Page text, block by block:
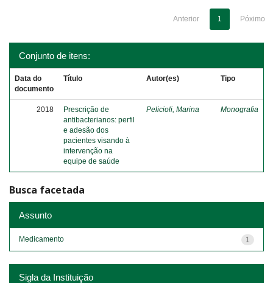
Anterior 1 Póximo
Conjunto de itens:
Data do
documento
Título Autor(es) Tipo
2018
Prescrição de
antibacterianos: perfil
e adesão dos
pacientes visando à
intervenção na
equipe de saúde
Pelicioli, Marina Monografia
Busca facetada
Assunto
1
Medicamento
Sigla da Instituição